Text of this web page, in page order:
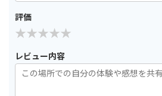
評価
レビュー内容